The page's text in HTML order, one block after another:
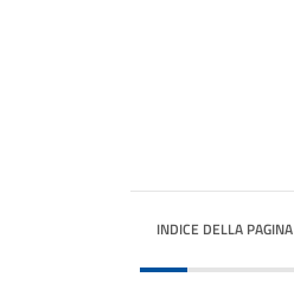
INDICE DELLA PAGINA